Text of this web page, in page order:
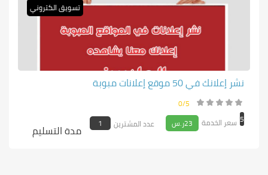
تسويق الكتروني
نشر إعلانك في 50 موقع إعلانات مبوبة
0/5
سعر الخدمة
23ر.س عدد المشترين 1 مدة التسليم
5